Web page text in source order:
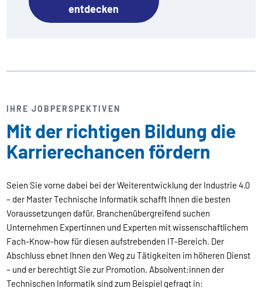
entdecken
IHRE JOBPERSPEKTIVEN
Mit der richtigen Bildung die
Karrierechancen fördern
Seien Sie vorne dabei bei der Weiterentwicklung der Industrie 4.0
– der Master Technische Informatik schafft Ihnen die besten
Voraussetzungen dafür. Branchenübergreifend suchen
Unternehmen Expertinnen und Experten mit wissenschaftlichem
Fach-Know-how für diesen aufstrebenden IT-Bereich. Der
Abschluss ebnet Ihnen den Weg zu Tätigkeiten im höheren Dienst
– und er berechtigt Sie zur Promotion. Absolvent:innen der
Technischen Informatik sind zum Beispiel gefragt in: